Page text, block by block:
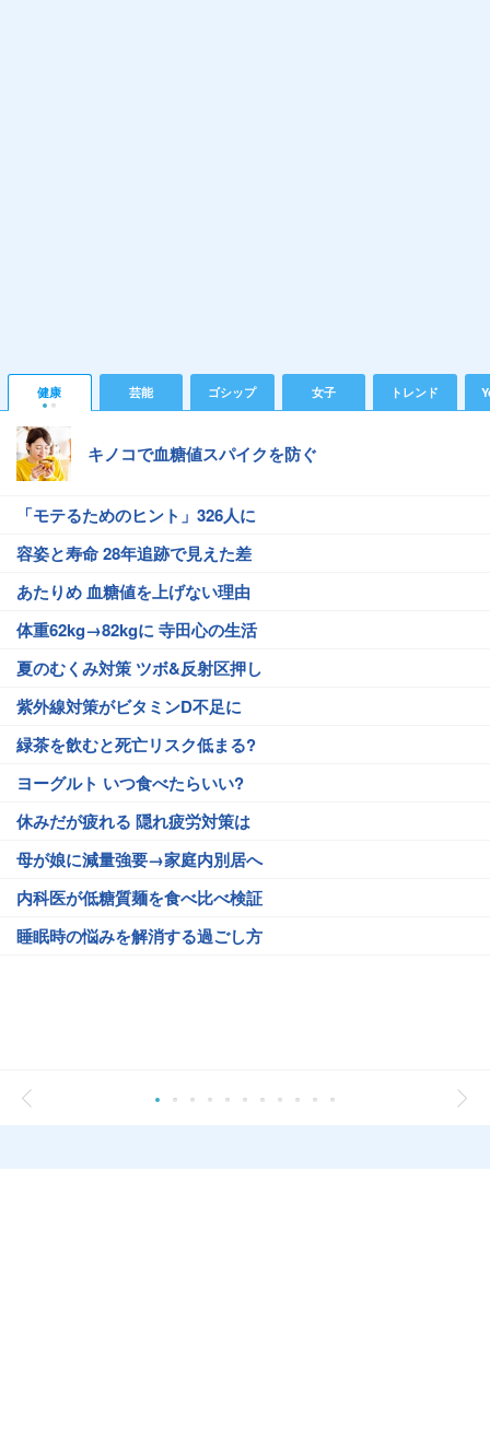
健康 芸能 ゴシップ 女子 トレンド
キノコで血糖値スパイクを防ぐ
「モテるためのヒント」326人に
容姿と寿命 28年追跡で見えた差
あたりめ 血糖値を上げない理由
体重62kg→82kgに 寺田心の生活
夏のむくみ対策 ツボ&反射区押し
紫外線対策がビタミンD不足に
緑茶を飲むと死亡リスク低まる?
ヨーグルト いつ食べたらいい?
休みだが疲れる 隠れ疲労対策は
母が娘に減量強要→家庭内別居へ
内科医が低糖質麺を食べ比べ検証
睡眠時の悩みを解消する過ごし方